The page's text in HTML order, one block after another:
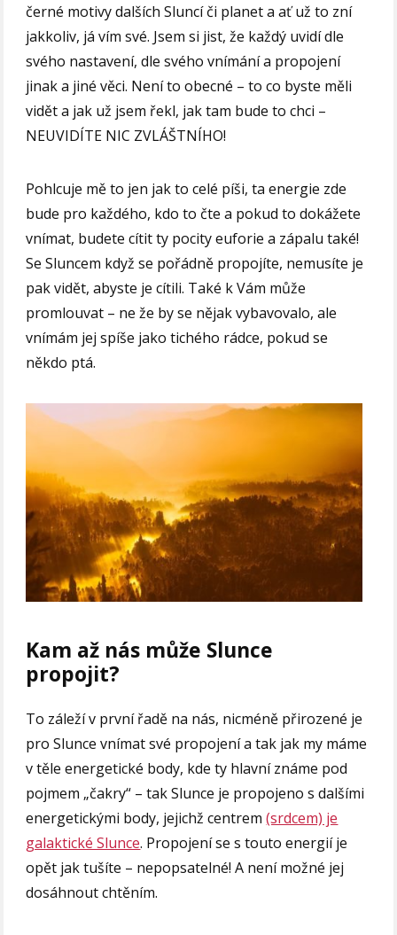
černé motivy dalších Sluncí či planet a ať už to zní
jakkoliv, já vím své. Jsem si jist, že každý uvidí dle
svého nastavení, dle svého vnímání a propojení
jinak a jiné věci. Není to obecné – to co byste měli
vidět a jak už jsem řekl, jak tam bude to chci –
NEUVIDÍTE NIC ZVLÁŠTNÍHO!
Pohlcuje mě to jen jak to celé píši, ta energie zde
bude pro každého, kdo to čte a pokud to dokážete
vnímat, budete cítit ty pocity euforie a zápalu také!
Se Sluncem když se pořádně propojíte, nemusíte je
pak vidět, abyste je cítili. Také k Vám může
promlouvat – ne že by se nějak vybavovalo, ale
vnímám jej spíše jako tichého rádce, pokud se
někdo ptá.
Kam až nás může Slunce
propojit?
To záleží v první řadě na nás, nicméně přirozené je
pro Slunce vnímat své propojení a tak jak my máme
v těle energetické body, kde ty hlavní známe pod
pojmem „čakry“ – tak Slunce je propojeno s dalšími
energetickými body, jejichž centrem(srdcem) je
galaktické Slunce. Propojení se s touto energií je
opět jak tušíte – nepopsatelné! A není možné jej
dosáhnout chtěním.